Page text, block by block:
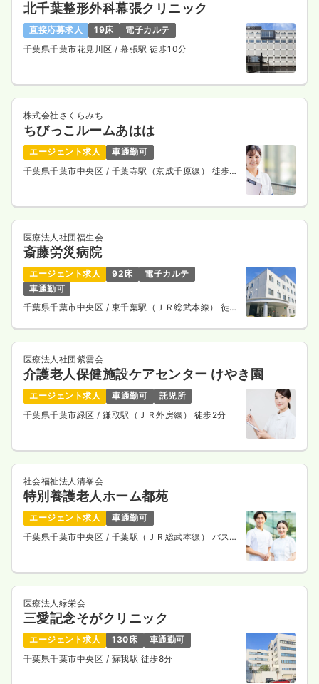
北千葉整形外科幕張クリニック
直接応募求人 19床
電子カルテ
千葉県千葉市花見川区 / 幕張駅 徒歩10分
株式会社さくらみち
ちびっこルームあはは
エージェント求人
車通勤可
千葉県千葉市中央区 / 千葉寺駅（京成千原線） 徒歩7
医療法人社団福生会
斎藤労災病院
エージェント求人 92床
電子カルテ
車通勤可
千葉県千葉市中央区 / 東千葉駅（ＪＲ総武本線） 徒歩
医療法人社団紫雲会
介護老人保健施設ケアセンター けやき園
エージェント求人 車通勤可
託児所
千葉県千葉市緑区 / 鎌取駅（ＪＲ外房線） 徒歩2分
社会福祉法人清峯会
特別養護老人ホーム都苑
エージェント求人
車通勤可
千葉県千葉市中央区 / 千葉駅（ＪＲ総武本線） バス21
医療法人緑栄会
三愛記念そがクリニック
エージェント求人 130床
車通勤可
千葉県千葉市中央区 / 蘇我駅 徒歩8分